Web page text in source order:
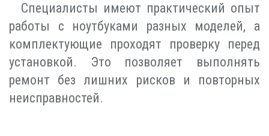
Специалисты имеют практический опыт
работы с ноутбуками разных моделей, а
комплектующие проходят проверку перед
установкой. Это позволяет выполнять
ремонт без лишних рисков и повторных
неисправностей.